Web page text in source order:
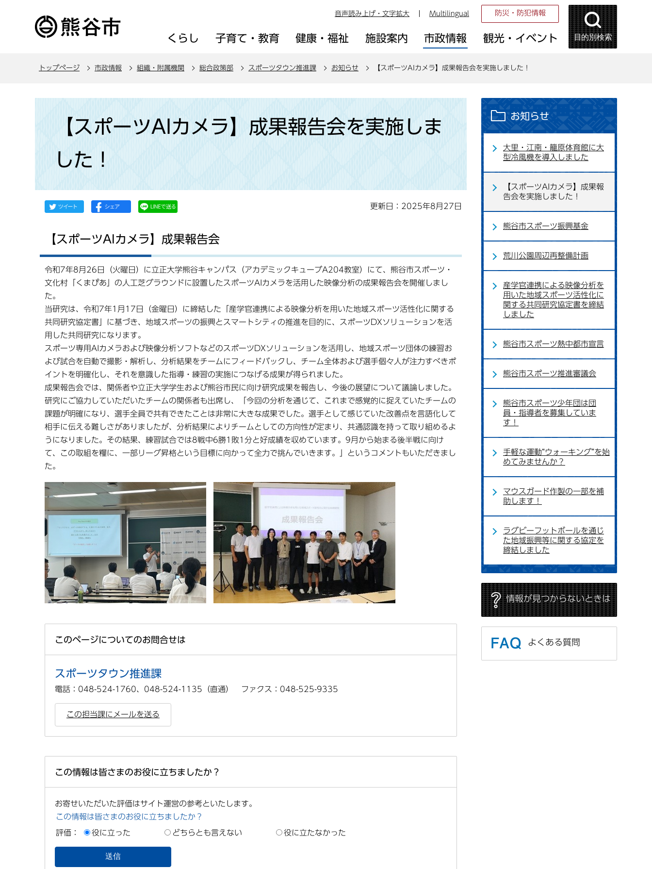
音声読み上げ・文字拡大 Multilingual 防災・防犯情報
くらし 子育て・教育 健康・福祉 施設案内 市政情報 観光・イベント 目的別検索
トップページ 市政情報 組織・附属機関 総合政策部 スポーツタウン推進課 お知らせ 【スポーツAIカメラ】成果報告会を実施しました！
【スポーツAIカメラ】成果報告会を実施しま
した！
更新日：2025年8月27日
【スポーツAIカメラ】成果報告会
令和7年8月26日（火曜日）に立正大学熊谷キャンパス（アカデミックキューブA204教室）にて、熊谷市スポーツ・
文化村「くまぴあ」の人工芝グラウンドに設置したスポーツAIカメラを活用した映像分析の成果報告会を開催しまし
た。
当研究は、令和7年1月17日（金曜日）に締結した「産学官連携による映像分析を用いた地域スポーツ活性化に関する
共同研究協定書」に基づき、地域スポーツの振興とスマートシティの推進を目的に、スポーツDXソリューションを活
用した共同研究になります。
スポーツ専用AIカメラおよび映像分析ソフトなどのスポーツDXソリューションを活用し、地域スポーツ団体の練習お
よび試合を自動で撮影・解析し、分析結果をチームにフィードバックし、チーム全体および選手個々人が注力すべきポ
イントを明確化し、それを意識した指導・練習の実施につなげる成果が得られました。
成果報告会では、関係者や立正大学学生および熊谷市民に向け研究成果を報告し、今後の展望について議論しました。
研究にご協力していただいたチームの関係者も出席し、「今回の分析を通じて、これまで感覚的に捉えていたチームの
課題が明確になり、選手全員で共有できたことは非常に大きな成果でした。選手として感じていた改善点を言語化して
相手に伝える難しさがありましたが、分析結果によりチームとしての方向性が定まり、共通認識を持って取り組めるよ
うになりました。その結果、練習試合では8戦中6勝1敗1分と好成績を収めています。9月から始まる後半戦に向け
て、この取組を糧に、一部リーグ昇格という目標に向かって全力で挑んでいきます。」というコメントもいただきまし
た。
このページについてのお問合せは
スポーツタウン推進課
電話：048-524-1760、048-524-1135（直通） ファクス：048-525-9335
この担当課にメールを送る
この情報は皆さまのお役に立ちましたか？
お寄せいただいた評価はサイト運営の参考といたします。
この情報は皆さまのお役に立ちましたか？
評価： 役に立った どちらとも言えない 役に立たなかった
お知らせ
大里・江南・籠原体育館に大
型冷風機を導入しました
【スポーツAIカメラ】成果報
告会を実施しました！
熊谷市スポーツ振興基金
荒川公園周辺再整備計画
産学官連携による映像分析を
用いた地域スポーツ活性化に
関する共同研究協定書を締結
しました
熊谷市スポーツ熱中都市宣言
熊谷市スポーツ推進審議会
熊谷市スポーツ少年団は団
員・指導者を募集していま
す！
手軽な運動“ウォーキング”を始
めてみませんか？
マウスガード作製の一部を補
助します！
ラグビーフットボールを通じ
た地域振興等に関する協定を
締結しました
情報が見つからないときは
よくある質問